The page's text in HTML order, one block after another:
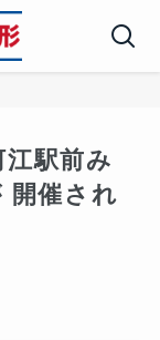
駅前み
開催され